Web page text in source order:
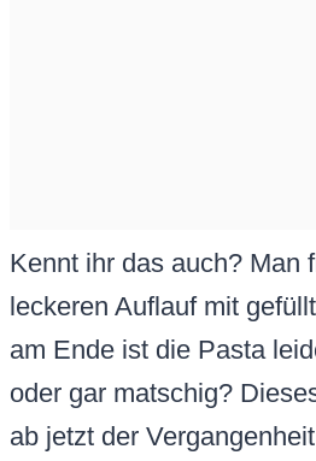
Kennt ihr das auch? Man
leckeren Auflauf mit
am Ende ist die Pasta
oder gar matschig?
ab jetzt der